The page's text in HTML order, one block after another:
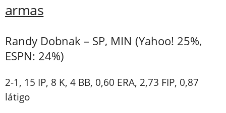
armas
Randy Dobnak – SP, MIN (Yahoo! 25%,
ESPN: 24%)
2-1, 15 IP, 8 K, 4 BB, 0,60 ERA, 2,73 FIP, 0,87
látigo